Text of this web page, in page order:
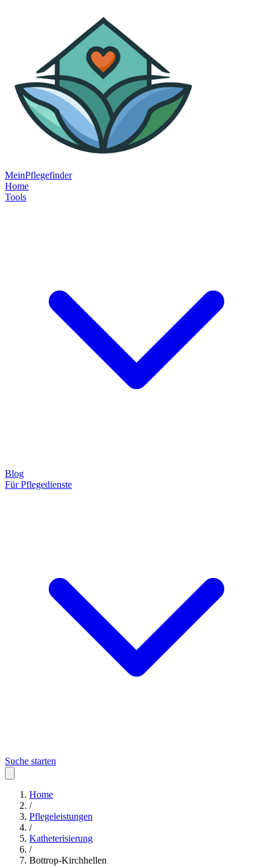
MeinPflegefinder
Home
Tools
Blog
Für Pflegedienste
Suche starten
Home
/
Pflegeleistungen
/
Katheterisierung
/
Bottrop-Kirchhellen